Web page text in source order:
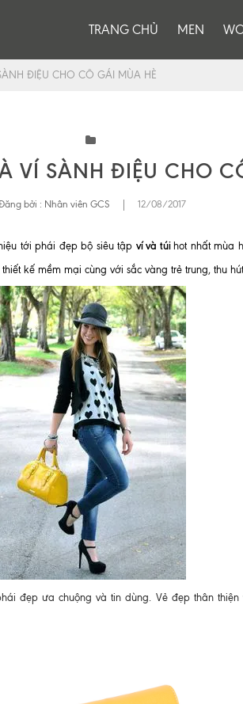
TRANG CHỦ MEN
ĐIỆU CHO CÔ GÁI MÙA HÈ
VÍ SÀNH ĐIỆU CHO
bởi : Nhân viên GCS 12/08/2017
tới phái đẹp bộ siêu tập ví và túi hot nhất mùa
kế mềm mại cùng với sắc vàng trẻ trung, thu
đẹp ưa chuộng và tin dùng. Vẻ đẹp thân